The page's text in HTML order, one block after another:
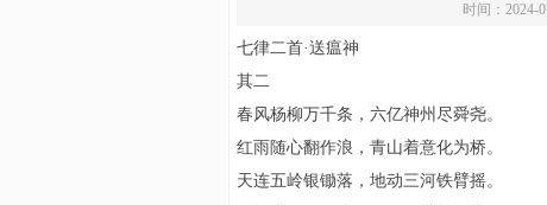
时间：
七律二首·送瘟神
其二
春风杨柳万千条，六亿神州尽舜尧。
红雨随心翻作浪，青山着意化为桥。
天连五岭银锄落，地动三河铁臂摇。